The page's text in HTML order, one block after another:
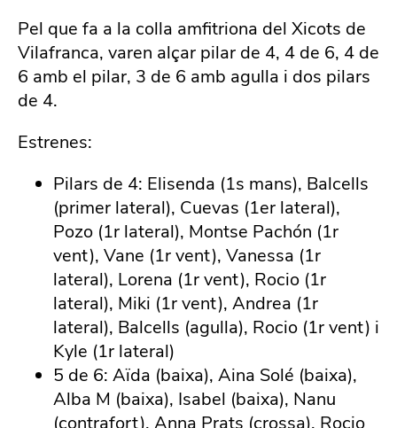
Pel que fa a la colla amfitriona del Xicots de
Vilafranca, varen alçar pilar de 4, 4 de 6, 4 de
6 amb el pilar, 3 de 6 amb agulla i dos pilars
de 4.
Estrenes:
Pilars de 4: Elisenda (1s mans), Balcells
(primer lateral), Cuevas (1er lateral),
Pozo (1r lateral), Montse Pachón (1r
vent), Vane (1r vent), Vanessa (1r
lateral), Lorena (1r vent), Rocio (1r
lateral), Miki (1r vent), Andrea (1r
lateral), Balcells (agulla), Rocio (1r vent) i
Kyle (1r lateral)
5 de 6: Aïda (baixa), Aina Solé (baixa),
Alba M (baixa), Isabel (baixa), Nanu
(contrafort), Anna Prats (crossa), Rocio